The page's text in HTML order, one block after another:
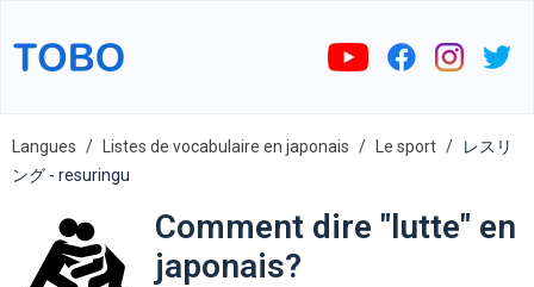
Langues Listes de vocabulaire en japonais Le sport
レスリ
ング - resuringu
Comment dire "lutte" en
japonais?